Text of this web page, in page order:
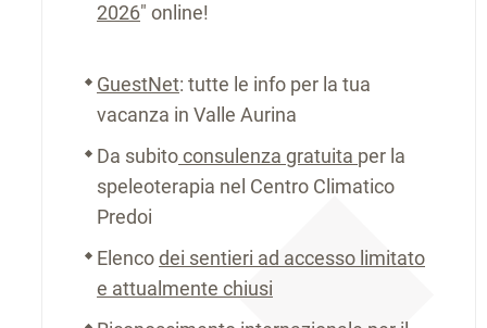
2026" online!
GuestNet: tutte le info per la tua
vacanza in Valle Aurina
Da subitoconsulenza gratuita per la
speleoterapia nel Centro Climatico
Predoi
Elencodei sentieri ad accesso limitato
e attualmente chiusi